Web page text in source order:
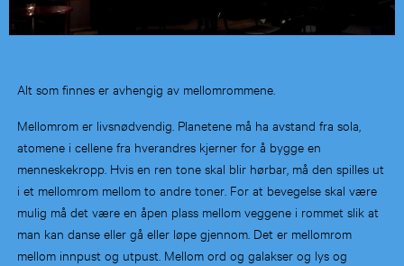
Alt som finnes er avhengig av mellomrommene.
Mellomrom er livsnødvendig. Planetene må ha avstand fra sola,
atomene i cellene fra hverandres kjerner for å bygge en
menneskekropp. Hvis en ren tone skal blir hørbar, må den spilles ut
i et mellomrom mellom to andre toner. For at bevegelse skal være
mulig må det være en åpen plass mellom veggene i rommet slik at
man kan danse eller gå eller løpe gjennom. Det er mellomrom
mellom innpust og utpust. Mellom ord og galakser og lys og